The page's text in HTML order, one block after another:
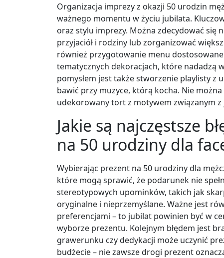
Organizacja imprezy z okazji 50 urodzin
ważnego momentu w życiu jubilata.
oraz stylu imprezy. Można zdecydować się
przyjaciół i rodziny lub zorganizować
również przygotowanie menu
tematycznych dekoracjach, które nadadzą
pomysłem jest także stworzenie playlisty
bawić przy muzyce, którą kocha. Nie
udekorowany tort z motywem związanym z
Jakie są najczęstsze
na 50 urodziny dla
Wybierając prezent na 50 urodziny dla
które mogą sprawić, że podarunek nie
stereotypowych upominków, takich jak
oryginalne i nieprzemyślane. Ważne jest
preferencjami – to jubilat powinien być w
wyborze prezentu. Kolejnym błędem jest
grawerunku czy dedykacji może uczynić
budżecie – nie zawsze drogi prezent